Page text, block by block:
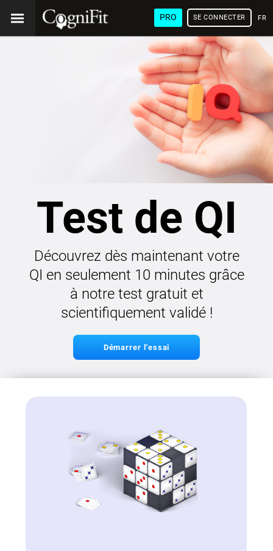
PRO SE CONNECTER
Test de QI
Découvrez dès maintenant votre
QI en seulement 10 minutes grâce
à notre test gratuit et
scientifiquement validé !
Démarrer l'essai